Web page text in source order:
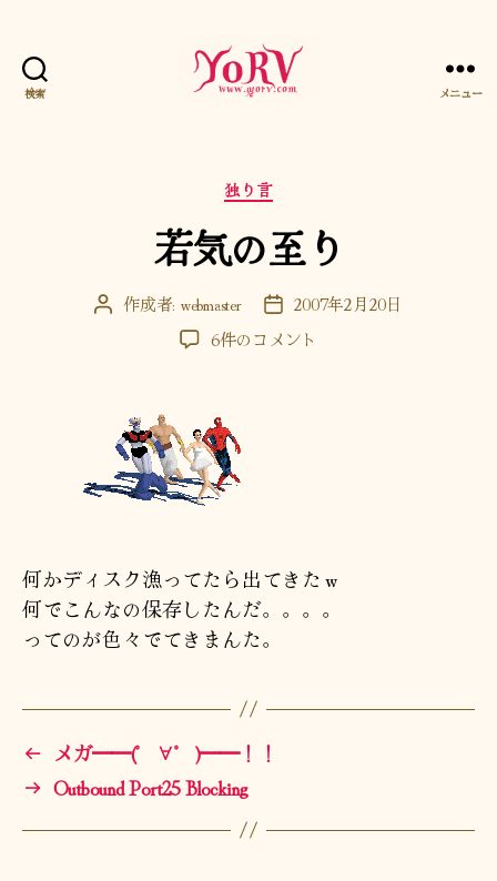
検索 メニュー
カ
テ
ゴ
リ
独り言
若気の至り
投 作成者: webmaster
投
稿
日
2007年2月20日
若
り
へ
の
6件のコメント
何かディスク漁ってたら出てきたｗ
何でこんなの保存したんだ。。。。
ってのが色々でてきまんた。
← メガ━━(゜∀゜)━━！！
→ Outbound Port25 Blocking